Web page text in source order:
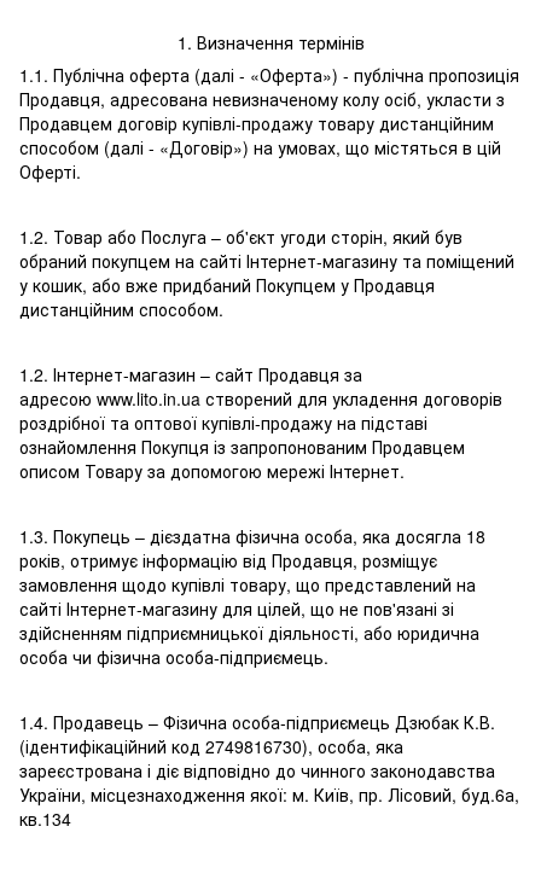
1. Визначення термінів
1.1. Публічна оферта (далі - «Оферта») - публічна пропозиція
Продавця, адресована невизначеному колу осіб, укласти з
Продавцем договір купівлі-продажу товару дистанційним
способом (далі - «Договір») на умовах, що містяться в цій
Оферті.
1.2. Товар або Послуга – об'єкт угоди сторін, який був
обраний покупцем на сайті Інтернет-магазину та поміщений
у кошик, або вже придбаний Покупцем у Продавця
дистанційним способом.
1.2. Інтернет-магазин – сайт Продавця за
адресою www.lito.in.ua створений для укладення договорів
роздрібної та оптової купівлі-продажу на підставі
ознайомлення Покупця із запропонованим Продавцем
описом Товару за допомогою мережі Інтернет.
1.3. Покупець – дієздатна фізична особа, яка досягла 18
років, отримує інформацію від Продавця, розміщує
замовлення щодо купівлі товару, що представлений на
сайті Інтернет-магазину для цілей, що не пов'язані зі
здійсненням підприємницької діяльності, або юридична
особа чи фізична особа-підприємець.
1.4. Продавець – Фізична особа-підприємець Дзюбак К.В.
(ідентифікаційний код 2749816730), особа, яка
зареєстрована і діє відповідно до чинного законодавства
України, місцезнаходження якої: м. Київ, пр. Лісовий, буд.6а,
кв.134